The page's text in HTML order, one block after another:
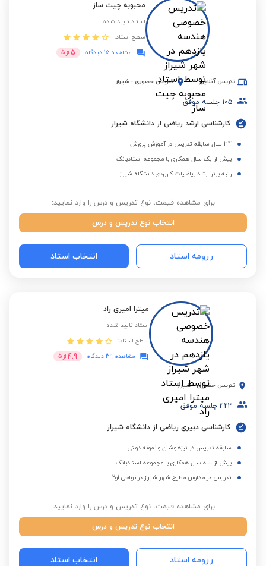
محبوبه چیت ساز
استاد تایید شده
سطح استاد:
مشاهده 15 دیدگاه
5 از 5
تدریس آنلاین تدریس حضوری - شیراز
105 جلسه موفق
کارشناسی ارشد ریاضی از دانشگاه شیراز
34 سال سابقه تدریس در آموزش پرورش
بیش از یک سال همکاری با مجموعه استادبانک
رتبه برتر ارشد ریاضیات کاربردی دانشگاه شیراز
برای مشاهده قیمت، نوع تدریس و درس را وارد نمایید:
انتخاب نوع تدریس و درس
رزومه استاد انتخاب استاد
میترا امیری راد
استاد تایید شده
سطح استاد:
مشاهده 39 دیدگاه
4.9 از 5
تدریس حضوری - شیراز
423 جلسه موفق
کارشناسی دبیری ریاضی از دانشگاه شیراز
سابقه تدریس در تیزهوشان و نمونه دولتی
بیش از سه سال همکاری با مجموعه استادبانک
تدریس در مدارس مطرح شهر شیراز در نواحی 1و2
برای مشاهده قیمت، نوع تدریس و درس را وارد نمایید:
انتخاب نوع تدریس و درس
رزومه استاد انتخاب استاد